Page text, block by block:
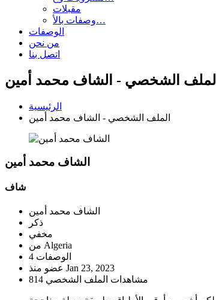
مقبلات
وصفات بالأ…
الوصفات
من نحن
اتصل بنا
الملف الشخصي - الشاف محمد أمين
الرئيسية
الملف الشخصي - الشاف محمد أمين
الشاف محمد أمين
شاف
الشاف محمد أمين
ذكر
مخفي
Algeria
4 الوصفات
Jan 23, 2023
814 مشاهدات الملف الشخصي